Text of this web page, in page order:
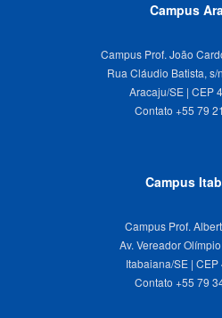
Campus
Campus Prof. João
Rua Cláudio Batista, s/
Aracaju/SE | CEP
Campus
Campus Prof.
Av. Vereador
Itabaiana/SE |